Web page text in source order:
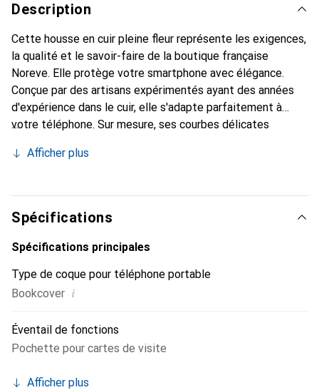
Description
Cette housse en cuir pleine fleur représente les exigences,
la qualité et le savoir-faire de la boutique française
Noreve. Elle protège votre smartphone avec élégance.
Conçue par des artisans expérimentés ayant des années
d'expérience dans le cuir, elle s'adapte parfaitement à
votre téléphone. Sur mesure, ses courbes délicates
l'accessoire chic et indispensable pour votre smartphone.
qualité, la marque Noreve est un choix fiable pour une
clientèle exigeante.
Afficher plus
Spécifications
Spécifications principales
Type de coque pour téléphone portable
Bookcover i
Éventail de fonctions
Pochette pour cartes de visite
Afficher plus